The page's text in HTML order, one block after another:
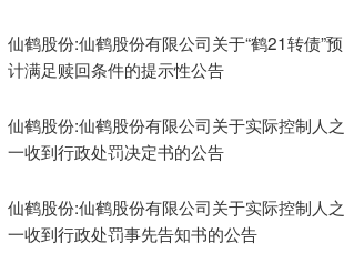
仙鹤股份:仙鹤股份有限公司关于“鹤21转债”预
计满足赎回条件的提示性公告
仙鹤股份:仙鹤股份有限公司关于实际控制人之
一收到行政处罚决定书的公告
仙鹤股份:仙鹤股份有限公司关于实际控制人之
一收到行政处罚事先告知书的公告